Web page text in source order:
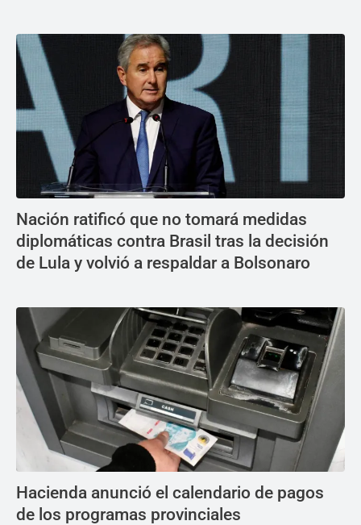
Nación ratificó que no tomará medidas
diplomáticas contra Brasil tras la decisión
de Lula y volvió a respaldar a Bolsonaro
Hacienda anunció el calendario de pagos
de los programas provinciales